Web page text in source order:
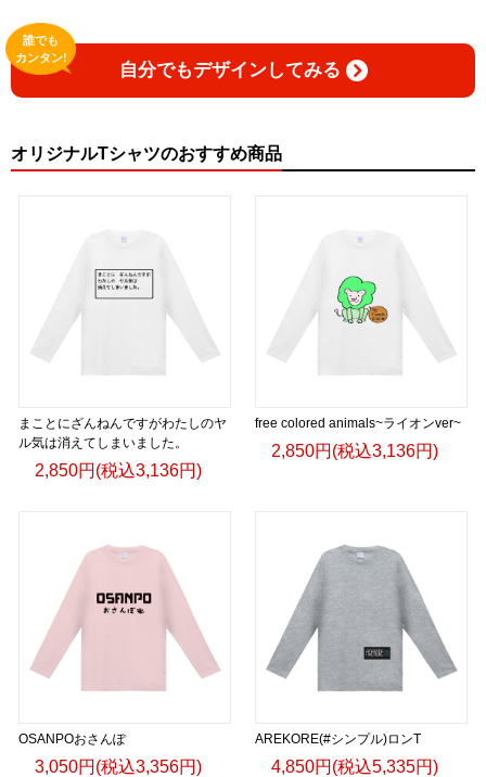
自分でもデザインしてみる
誰でも
カンタン!
オリジナルTシャツのおすすめ商品
まことにざんねんですがわたしのヤ
ル気は消えてしまいました。
2,850円(税込3,136円)
free colored animals~ライオンver~
2,850円(税込3,136円)
OSANPOおさんぽ
3,050円(税込3,356円)
AREKORE(#シンプル)ロンT
4,850円(税込5,335円)